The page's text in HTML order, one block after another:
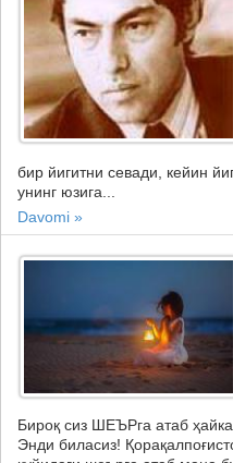
бир йигитни севади, кейин
унинг юзига...
Davomi »
Бироқ сиз ШЕЪРга атаб
Энди биласиз!